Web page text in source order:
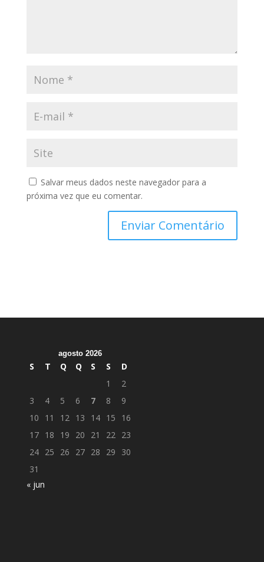
Salvar meus dados neste navegador para a
próxima vez que eu comentar.
agosto 2026
S T Q Q S S
D
1
2
3
4 5 6 7 8
9
10
11 12 13 14 15
16
17 18 19 20 21 22 23
24 25 26 27 28 29
30
31
« jun